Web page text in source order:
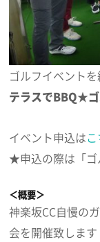
ゴルフイベントを
テラスでBBQ★
イベント申込は
★申込の際は「ゴ
＜概要＞
神楽坂CC自慢の
会を開催致します